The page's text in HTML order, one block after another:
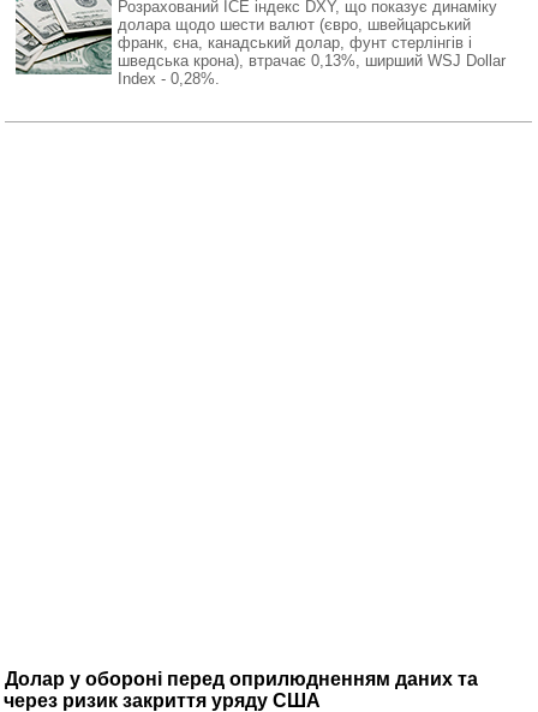
Розрахований ICE індекс DXY, що показує динаміку
долара щодо шести валют (євро, швейцарський
франк, єна, канадський долар, фунт стерлінгів і
шведська крона), втрачає 0,13%, ширший WSJ Dollar
Index - 0,28%.
Долар у обороні перед оприлюдненням даних та
через ризик закриття уряду США